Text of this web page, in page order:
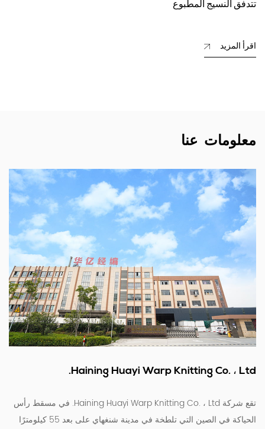
تتدفق النسيج المطبوع
اقرأ المزيد
معلومات عنا
Haining Huayi Warp Knitting Co. ، Ltd.
تقع شركة Haining Huayi Warp Knitting Co. ، Ltd. في مسقط رأس
الحياكة في الصين التي تلطخة في مدينة شنغهاي على بعد 55 كيلومترًا